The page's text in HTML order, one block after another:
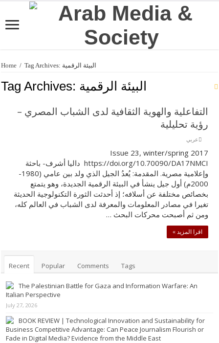
Home / Tag Archives: البيئة الرقمية
Tag Archives: البيئة الرقمية
التفاعلية والهوية الثقافية لدى الشباب المصري –
رؤية تحليلية
عربي
Issue 23, winter/spring 2017
https://doi.org/10.70090/DA17NMCI داليا أشرف- باحثة
وإعلامية مصرية. المقدمة: يُعدُ الجيل الذي ولد بين عامي (1980-
2000م) أول جيل ينشأ في البيئة الرقمية الجديدة، وهو يتمتع
بخصائص مختلفة عن أسلافه؛ إذ أحدثت الثورة التكنولوجية الحديثة
تغيرا في مصادر المعلومات والمعرفة لدى الشباب في العالم كله،
ومن ثم أصبحت محركات البحث …
اقرا المزيد »
Recent Popular Comments Tags
The Palestinian Battle for Gaza and Information Warfare: An
Italian Perspective
July 27, 2026
BOOK REVIEW | Technological Innovation and Sustainability for
Business Competitive Advantage: Can Peace Journalism Flourish or
Fade in Digital Media? Evidence from the Middle East